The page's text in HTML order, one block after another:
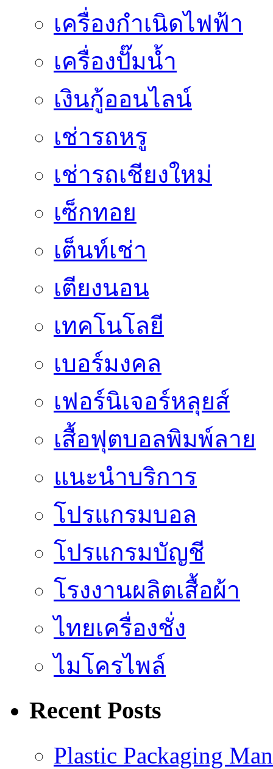
เครื่องกำเนิดไฟฟ้า
เครื่องปั๊มน้ำ
เงินกู้ออนไลน์
เช่ารถหรู
เช่ารถเชียงใหม่
เซ็กทอย
เต็นท์เช่า
เตียงนอน
เทคโนโลยี
เบอร์มงคล
เฟอร์นิเจอร์หลุยส์
เสื้อฟุตบอลพิมพ์ลาย
แนะนำบริการ
โปรแกรมบอล
โปรแกรมบัญชี
โรงงานผลิตเสื้อผ้า
ไทยเครื่องชั่ง
ไมโครไพล์
Recent Posts
Plastic Packaging